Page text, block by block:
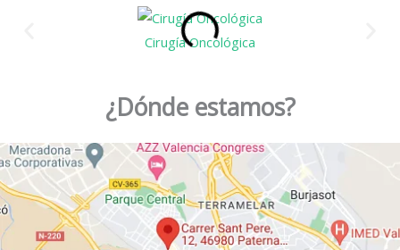
Cirugía Oncológica
¿Dónde estamos?